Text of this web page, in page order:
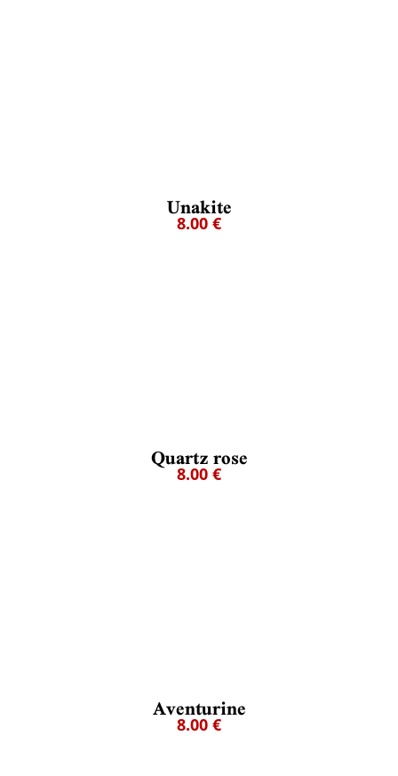
Unakite
8.00 €
Quartz rose
8.00 €
Aventurine
8.00 €